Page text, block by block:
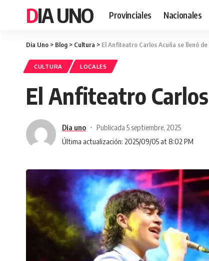
DIA UNO Provinciales Nacionales
Dia Uno > Blog > Cultura > El Anfiteatro Carlos Acuña se llenó
CULTURA LOCALES
El Anfiteatro
Última actualización: 2025/09/05 at 8:02 PM
Dia uno Publicada 5 septiembre, 2025